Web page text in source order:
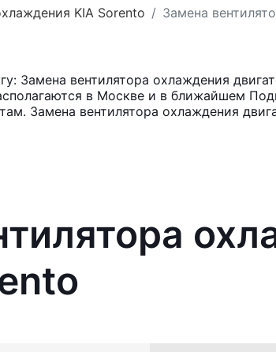
KIA Sorento Замена
Замена вентилятора охлаждения
в Москве и в ближайшем
Замена вентилятора охлаждения